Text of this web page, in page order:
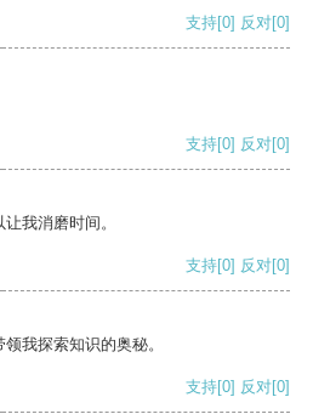
支持[0] 反对[0]
支持[0] 反对[0]
我消磨时间。
支持[0] 反对[0]
我探索知识的奥秘。
支持[0] 反对[0]